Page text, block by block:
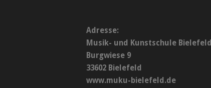
Adresse:
Musik- und Kunstschule Bielefeld
Burgwiese 9
33602 Bielefeld
www.muku-bielefeld.de